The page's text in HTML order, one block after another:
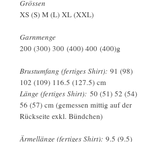
Grössen
XS (S) M (L) XL (XXL)
Garnmenge
200 (300) 300 (400) 400 (400)g
Brustumfang (fertiges Shirt): 91 (98)
102 (109) 116.5 (127.5) cm
Länge (fertiges Shirt): 50 (51) 52 (54)
56 (57) cm (gemessen mittig auf der
Rückseite exkl. Bündchen)
Ärmellänge (fertiges Shirt): 9.5 (9.5)